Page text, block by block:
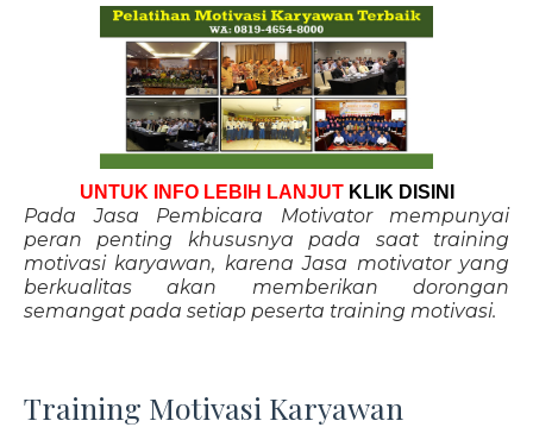
UNTUK INFO LEBIH LANJUT KLIK DISINI
Pada Jasa Pembicara Motivator mempunyai
peran penting khususnya pada saat training
motivasi karyawan, karena Jasa motivator yang
berkualitas akan memberikan dorongan
semangat pada setiap peserta training motivasi.
Training Motivasi Karyawan